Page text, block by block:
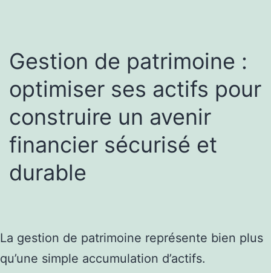
Gestion de patrimoine :
optimiser ses actifs pour
construire un avenir
financier sécurisé et
durable
La gestion de patrimoine représente bien plus
qu’une simple accumulation d’actifs.